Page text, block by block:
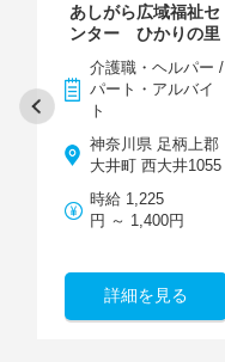
あしがら広域福祉セ
ンター ひかりの里
介護職・ヘルパー /
パート・アルバイ
ト
神奈川県 足柄上郡
大井町 西大井1055
時給 1,225
円 ～ 1,400円
詳細を見る